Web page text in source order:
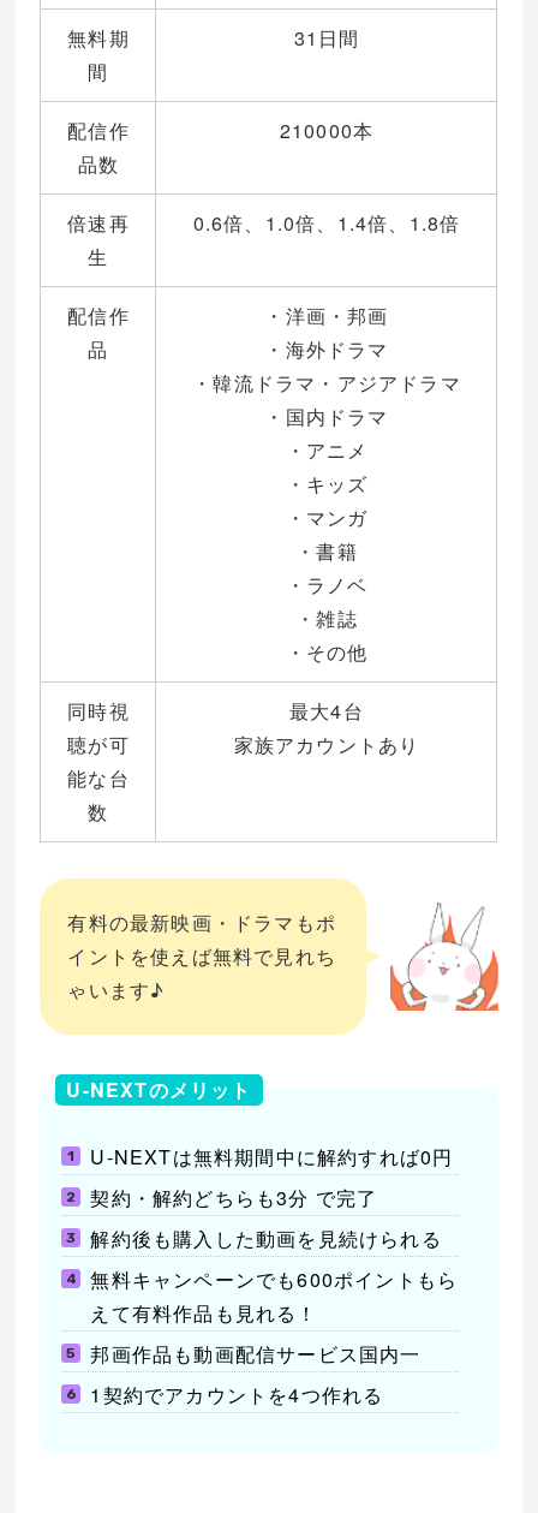
無料期
間
31日間
配信作
品数
210000本
倍速再
生
0.6倍、1.0倍、1.4倍、1.8倍
配信作
品
・洋画・邦画
・海外ドラマ
・韓流ドラマ・アジアドラマ
・国内ドラマ
・アニメ
・キッズ
・マンガ
・書籍
・ラノベ
・雑誌
・その他
同時視
聴が可
能な台
数
最大4台
家族アカウントあり
有料の最新映画・ドラマもポ
イントを使えば無料で見れち
ゃいます♪
U-NEXTのメリット
U-NEXTは無料期間中に解約すれば0円
契約・解約どちらも3分 で完了
解約後も購入した動画を見続けられる
無料キャンペーンでも600ポイントもら
えて有料作品も見れる！
邦画作品も動画配信サービス国内一
1契約でアカウントを4つ作れる